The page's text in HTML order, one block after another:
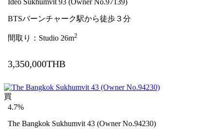
Ideo Sukhumvit 93 (Owner No.97139)
BTSバーンチャーク駅から徒歩３分
間取り：Studio 26m2
3,350,000THB
買
4.7%
The Bangkok Sukhumvit 43 (Owner No.94230)